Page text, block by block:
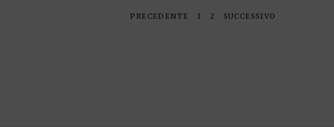
PRECEDENTE 1 2 SUCCESSIVO